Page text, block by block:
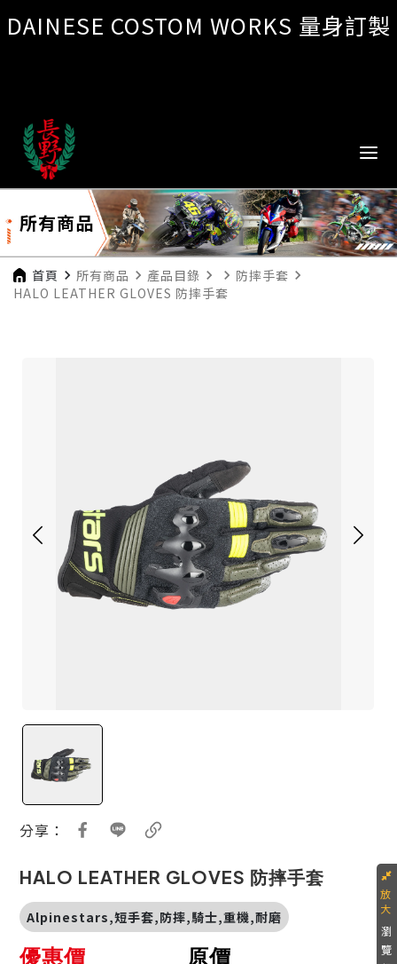
DAINESE COSTOM WORKS 量身訂製
所有商品
首頁 navigate_next 所有商品 navigate_next 產品目錄 navigate_next navigate_next 防摔手套 navigate_next
HALO LEATHER GLOVES 防摔手套
分享：
HALO LEATHER GLOVES 防摔手套
Alpinestars,短手套,防摔,騎士,重機,耐磨
原價
優惠價
瀏
覽